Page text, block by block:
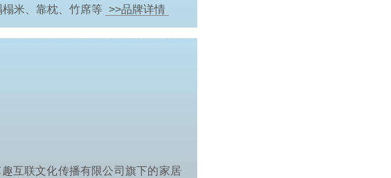
米、靠枕、竹席等 >>品牌详情
互联文化传播有限公司旗下的家居